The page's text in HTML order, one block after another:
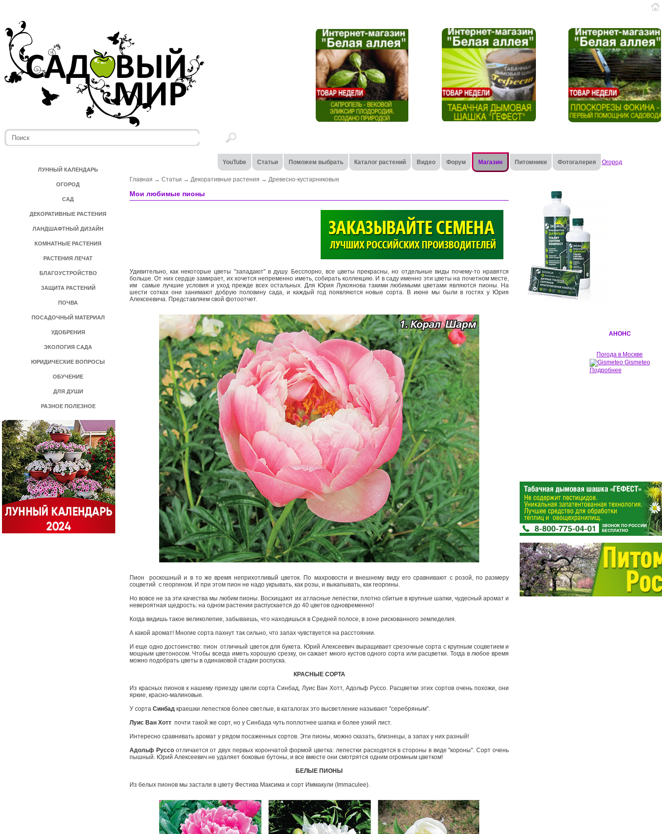
ЛУННЫЙ КАЛЕНДАРЬ
ОГОРОД
САД
ДЕКОРАТИВНЫЕ РАСТЕНИЯ
ЛАНДШАФТНЫЙ ДИЗАЙН
КОМНАТНЫЕ РАСТЕНИЯ
РАСТЕНИЯ ЛЕЧАТ
БЛАГОУСТРОЙСТВО
ЗАЩИТА РАСТЕНИЙ
ПОЧВА
ПОСАДОЧНЫЙ МАТЕРИАЛ
УДОБРЕНИЯ
ЭКОЛОГИЯ САДА
ЮРИДИЧЕСКИЕ ВОПРОСЫ
ОБУЧЕНИЕ
ДЛЯ ДУШИ
РАЗНОЕ ПОЛЕЗНОЕ
YouTube Статьи Поможем выбрать Каталог растений Видео Форум Магазин Питомники Фотогалерея Огород
Главная → Статьи → Декоративные растения → Древесно-кустарниковые
Мои любимые пионы
Удивительно, как некоторые цветы "западают" в душу. Бесспорно, все цветы прекрасны, но отдельные виды почему­-то нравятся
больше. От них сердце замирает, их хочется непременно иметь, собирать коллекцию. И в саду именно эти цветы на почетном месте,
им ­ самые лучшие условия и уход прежде всех остальных. Для Юрия Лукоянова такими любимыми цветами являются пионы. На
шести сотках они занимают добрую половину сада, и каждый год появляются новые сорта. В июне мы были в гостях у Юрия
Алексеевича. Представляем свой фотоотчет.
Пион ­ роскошный и в то же время неприхотливый цветок. По махровости и внешнему виду его сравнивают с розой, по размеру
соцветий ­ с георгином. И при этом пион не надо укрывать, как розы, и выкапывать, как георгины.
Но вовсе не за эти качества мы любим пионы. Восхищают их атласные лепестки, плотно сбитые в крупные шапки, чудесный аромат и
невероятная щедрость: на одном растении распускается до 40 цветов одновременно!
Когда видишь такое великолепие, забываешь, что находишься в Средней полосе, в зоне рискованного земледелия.
А какой аромат! Многие сорта пахнут так сильно, что запах чувствуется на расстоянии.
И еще одно достоинство: пион ­ отличный цветок для букета. Юрий Алексеевич выращивает срезочные сорта с крупным соцветием и
мощным цветоносом. Чтобы всегда иметь хорошую срезку, он сажает много кустов одного сорта или расцветки. Тогда в любое время
можно подобрать цветы в одинаковой стадии роспуска.
КРАСНЫЕ СОРТА
Из красных пионов к нашему приезду цвели сорта Синбад, Луис Ван Хотт, Адольф Руссо. Расцветки этих сортов очень похожи, они
яркие, красно-­малиновые.
У сорта Синбад краешки лепестков более светлые, в каталогах это высветление называют "серебряным".
Луис Ван Хотт ­ почти такой же сорт, но у Синбада чуть поплотнее шапка и более узкий лист.
Интересно сравнивать аромат у рядом посаженных сортов. Эти пионы, можно сказать, близнецы, а запах у них разный!
Адольф Руссоотличается от двух первых корончатой формой цветка: лепестки расходятся в стороны в виде "короны". Сорт очень
пышный. Юрий Алексеевич не удаляет боковые бутоны, и все вместе они смотрятся одним огромным цветком!
БЕЛЫЕ ПИОНЫ
Из белых пионов мы застали в цвету Фестива Максима и сорт Иммакули (Immaculee).
АНОНС
Погода в Москве
Gismeteo
Подробнее